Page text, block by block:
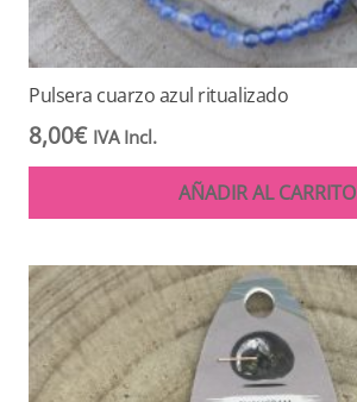
Pulsera cuarzo azul ritualizado
8,00€ IVA Incl.
AÑADIR AL CARRITO